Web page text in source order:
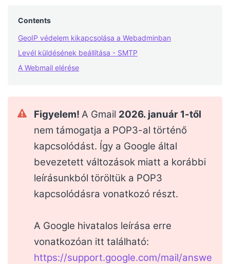
Contents
GeoIP védelem kikapcsolása a Webadminban
Levél küldésének beállítása - SMTP
A Webmail elérése
Figyelem!A Gmail 2026. január 1-től
nem támogatja a POP3-al történő
kapcsolódást. Így a Google által
bevezetett változások miatt a korábbi
leírásunkból töröltük a POP3
kapcsolódásra vonatkozó részt.
A Google hivatalos leírása erre
vonatkozóan itt található:
https://support.google.com/mail/answe